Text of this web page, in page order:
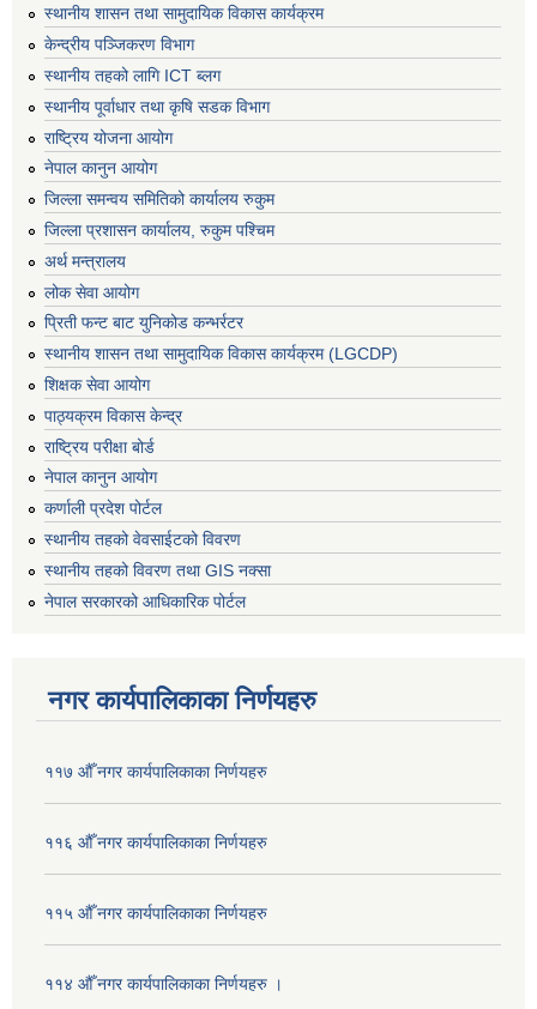
स्थानीय शासन तथा सामुदायिक विकास कार्यक्रम
केन्द्रीय पञ्जिकरण विभाग
स्थानीय तहको लागि ICT ब्लग
स्थानीय पूर्वाधार तथा कृषि सडक विभाग
राष्ट्रिय योजना आयोग
नेपाल कानुन आयोग
जिल्ला समन्वय समितिको कार्यालय रुकुम
जिल्ला प्रशासन कार्यालय, रुकुम पश्चिम
अर्थ मन्त्रालय
लोक सेवा आयोग
प्रिती फन्ट बाट युनिकोड कन्भर्रटर
स्थानीय शासन तथा सामुदायिक विकास कार्यक्रम (LGCDP)
शिक्षक सेवा आयोग
पाठ्यक्रम विकास केन्द्र
राष्ट्रिय परीक्षा बोर्ड
नेपाल कानुन आयोग
कर्णाली प्रदेश पोर्टल
स्थानीय तहको वेवसाईटको विवरण
स्थानीय तहको विवरण तथा GIS नक्सा
नेपाल सरकारको आधिकारिक पोर्टल
नगर कार्यपालिकाका निर्णयहरु
११७ औँ नगर कार्यपालिकाका निर्णयहरु
११६ औँ नगर कार्यपालिकाका निर्णयहरु
११५ औँ नगर कार्यपालिकाका निर्णयहरु
११४ औँ नगर कार्यपालिकाका निर्णयहरु ।